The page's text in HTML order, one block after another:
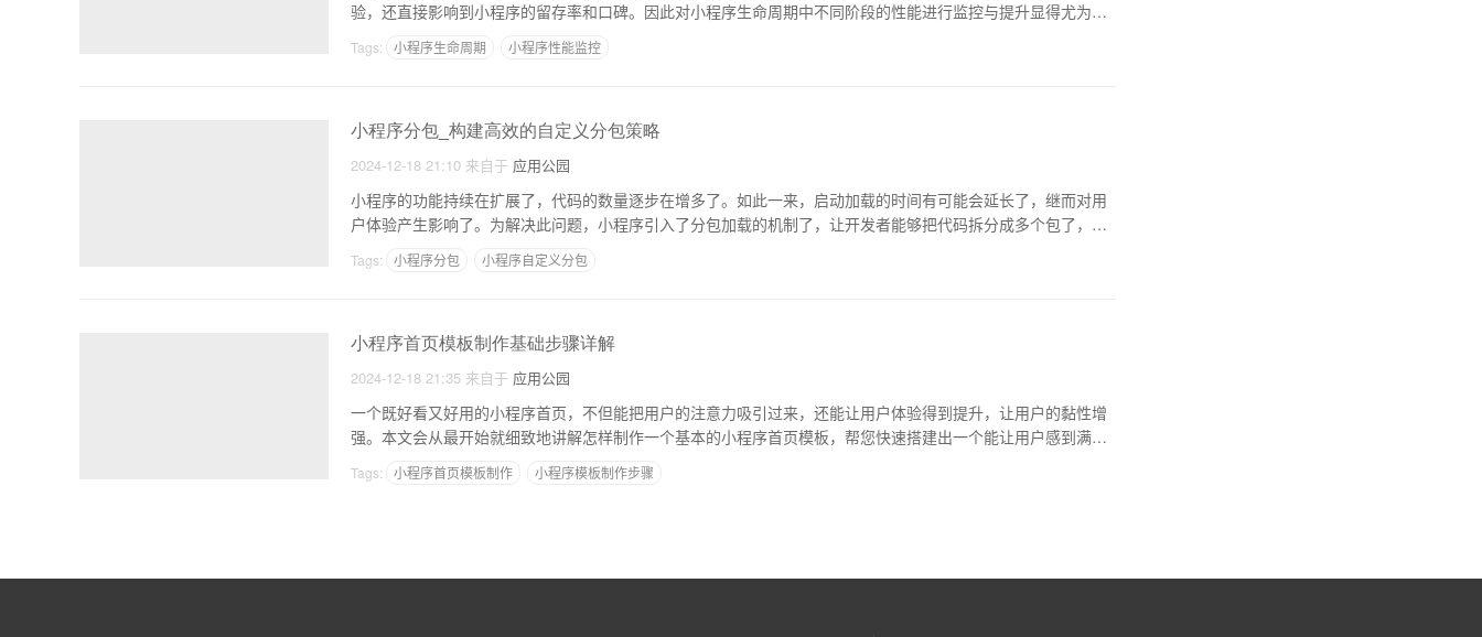
验，还直接影响到小程序的留存率和口碑。因此对小程序生命周期中不同阶段的性能进行监控与提升显得尤为重
Tags: 小程序生命周期 小程序性能监控
小程序分包_构建高效的自定义分包策略
2024-12-18 21:10 来自于 应用公园
小程序的功能持续在扩展了，代码的数量逐步在增多了。如此一来，启动加载的时间有可能会延长了，继而对用
户体验产生影响了。为解决此问题，小程序引入了分包加载的机制了，让开发者能够把代码拆分成多个包了，接
Tags: 小程序分包 小程序自定义分包
小程序首页模板制作基础步骤详解
2024-12-18 21:35 来自于 应用公园
一个既好看又好用的小程序首页，不但能把用户的注意力吸引过来，还能让用户体验得到提升，让用户的黏性增
强。本文会从最开始就细致地讲解怎样制作一个基本的小程序首页模板，帮您快速搭建出一个能让用户感到满意
Tags: 小程序首页模板制作 小程序模板制作步骤